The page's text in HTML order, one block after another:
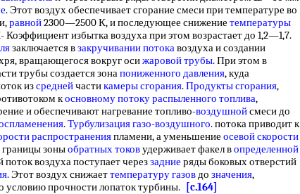
. Этот воздух обеспечивает сгорание смеси при температуре во
равной2300—2500 К, и последующее снижение температуры
Коэффициент избытка воздуха при этом возрастает до 1,2—1,7.
заключается взакручивании потокавоздуха и создании
вращающегося вокруг осижаровой трубы. При этом в
трубы создается зонапониженного давления, куда
изсреднейчастикамеры сгорания.Продукты сгорания,
косновному потокураспыленного топлива,
и обеспечивают нагревание топливо-воздушнойсмеси до
.Турбулизациягазо-воздушного. потока приводит к
распространенияпламени, а уменьшение осевой скорости
границы зоныобратных токовудерживает факел вопределенной
поток воздуха поступает череззадние ряды боковых отверстий
. Этот воздух снижаеттемпературу газовдо значения,
условию прочности лопаток турбины.
[c.164]